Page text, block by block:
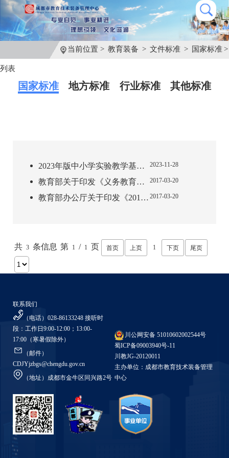
当前位置 > 教育装备 > 文件标准 > 国家标准 >
列表
国家标准 地方标准 行业标准 其他标准
2023年版中小学实验教学基本目录正式发布 2023-11-28
教育部关于印发《义务教育小学科学课程标准》的通知 2017-03-20
教育部办公厅关于印发《2017年教育信息化工作要点》的通知 2017-03-20
共 3 条信息 第 1 / 1 页 首页 上页 1 下页 尾页
联系我们
（电话）028-86133248 接听时
段：工作日9:00-12:00；13:00-
17:00（寒暑假除外）
（邮件）
CDJYjzbgs@chengdu.gov.cn
（地址）成都市金牛区同兴路2号
川公网安备 51010602002544号
蜀ICP备09003940号-11
川教JG-20120011
主办单位：成都市教育技术装备管理
中心